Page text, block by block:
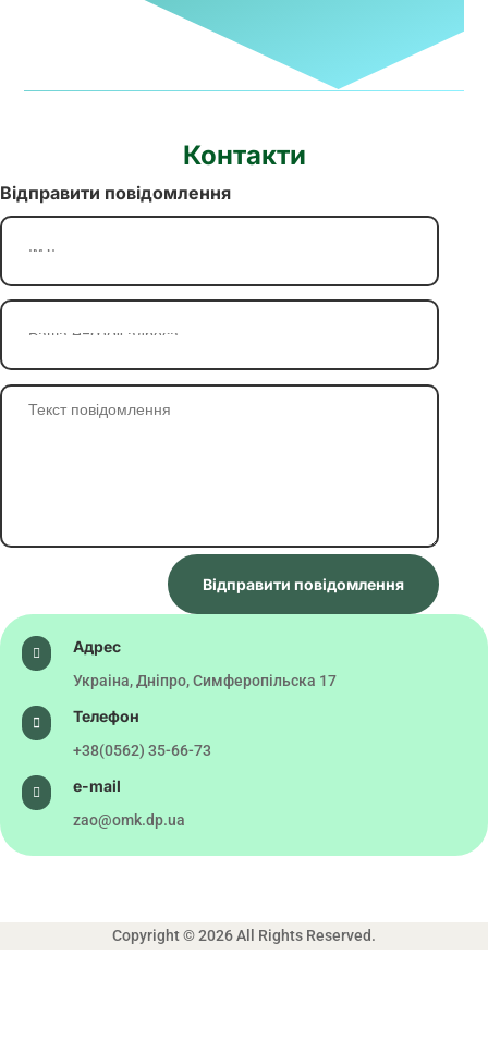
Контакти
Відправити повідомлення
Відправити повідомлення
 Адрес
Украіна, Дніпро, Симферопільска 17
 Телефон
+38(0562) 35-66-73
 e-mail
zao@omk.dp.ua
Copyright © 2026 All Rights Reserved.